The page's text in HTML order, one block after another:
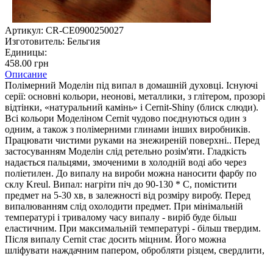
Артикул: CR-CE0900250027
Изготовитель: Бельгия
Единицы:
458.00 грн
Описание
Полімерний Моделін під випал в домашній духовці. Існуючі
серії: основні кольори, неонові, металлики, з глітером, прозорі
відтінки, «натуральний камінь» і Cernit-Shiny (блиск слюди).
Всі кольори Моделіном Cernit чудово поєднуються один з
одним, а також з полімерними глинами інших виробників.
Працювати чистими руками на знежиреній поверхні.. Перед
застосуванням Моделін слід ретельно розім'яти. Гладкість
надається пальцями, змоченими в холодній воді або через
поліетилен. До випалу на вироби можна наносити фарбу по
склу Kreul. Випал: нагріти піч до 90-130 * С, помістити
предмет на 5-30 хв, в залежності від розміру виробу. Перед
випалюванням слід охолодити предмет. При мінімальній
температурі і тривалому часу випалу - виріб буде більш
еластичним. При максимальній температурі - більш твердим.
Після випалу Cernit стає досить міцним. Його можна
шліфувати наждачним папером, обробляти різцем, свердлити,